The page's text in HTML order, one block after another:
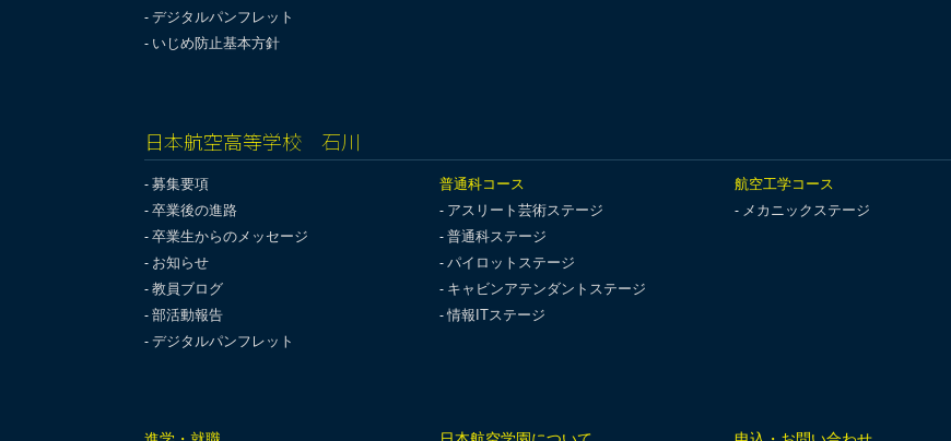
デジタルパンフレット
いじめ防止基本方針
日本航空高等学校 石川
募集要項
卒業後の進路
卒業生からのメッセージ
お知らせ
教員ブログ
部活動報告
デジタルパンフレット
普通科コース
アスリート芸術ステージ
普通科ステージ
パイロットステージ
キャビンアテンダントステージ
情報ITステージ
航空工学コース
メカニックステージ